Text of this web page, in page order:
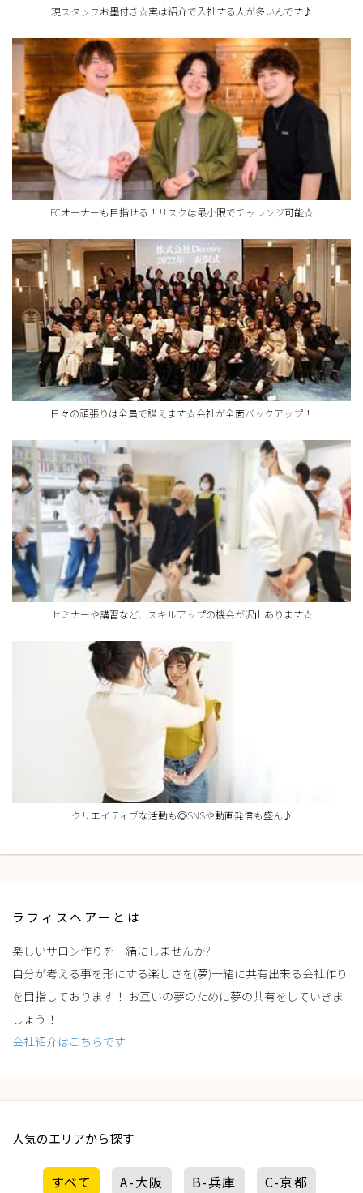
現スタッフお墨付き☆実は紹介で入社する人が多いんです♪
FCオーナーも目指せる！リスクは最小限でチャレンジ可能☆
日々の頑張りは全員で讃えます☆会社が全面バックアップ！
セミナーや講習など、スキルアップの機会が沢山あります☆
クリエイティブな活動も◎SNSや動画発信も盛ん♪
ラフィスヘアーとは
楽しいサロン作りを一緒にしませんか?
自分が考える事を形にする楽しさを(夢)一緒に共有出来る会社作り
を目指しております！ お互いの夢のために夢の共有をしていきま
しょう！
会社紹介はこちらです
人気のエリアから探す
すべて A-大阪 B-兵庫
C-京都